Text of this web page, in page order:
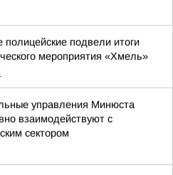
полицейские подвели итоги
мероприятия «Хмель»
управления Минюста
взаимодействуют с
сектором